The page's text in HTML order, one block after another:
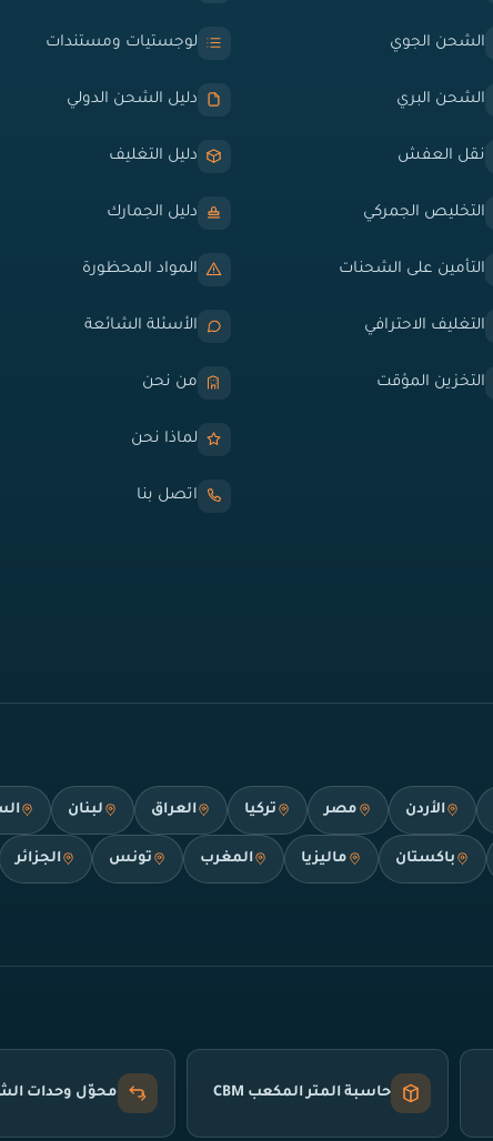
الشحن الجوي
الشحن البري
نقل العفش
التخليص الجمركي
التأمين على الشحنات
التغليف الاحترافي
التخزين المؤقت
لوجستيات ومستندات
دليل الشحن الدولي
دليل التغليف
دليل الجمارك
المواد المحظورة
الأسئلة الشائعة
من نحن
لماذا نحن
اتصل بنا
الأردن مصر تركيا العراق لبنان
باكستان ماليزيا المغرب تونس الجزائر
حاسبة المتر المكعب CBM محوّل وحدات